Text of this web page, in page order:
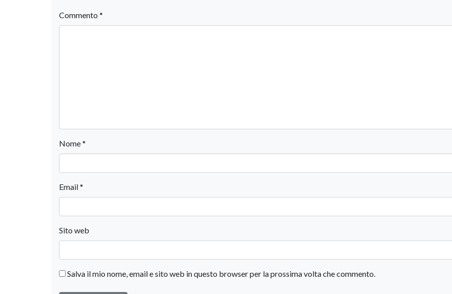
Commento *
Nome*
Email*
Sito web
Salva il mio nome, email e sito web in questo browser per la prossima volta che commento.